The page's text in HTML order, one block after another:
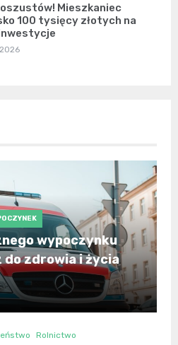
oszustów! Mieszkaniec
100 tysięcy złotych na
wypoczynku
do zdrowia i życia
Rolnictwo